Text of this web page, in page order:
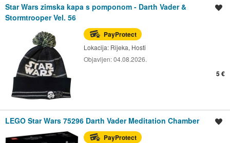
Star Wars zimska kapa s pomponom - Darth Vader &
Stormtrooper Vel. 56
PayProtect
Lokacija: Rijeka, Hosti
Objavljen:04.08.2026.
5 €
LEGO Star Wars 75296 Darth Vader Meditation Chamber
PayProtect